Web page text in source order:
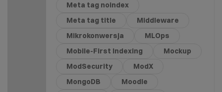
Meta tag noindex
Meta tag title
Middleware
Mikrokonwersja
MLOps
Mobile-First Indexing
Mockup
ModSecurity
ModX
MongoDB
Moodle